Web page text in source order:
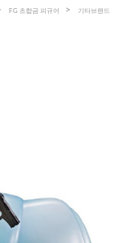
FG 초합금 피규어 기타브랜드